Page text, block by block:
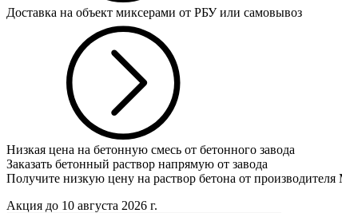
Доставка на объект миксерами от РБУ или самовывоз
Низкая цена на бетонную смесь от бетонного завода
Заказать бетонный раствор напрямую от завода
Получите низкую цену на раствор бетона от
Акция до 10 августа 2026 г.